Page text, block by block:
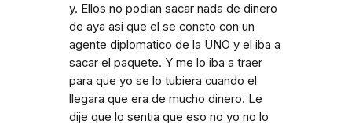
y. Ellos no podian sacar nada de dinero
de aya asi que el se concto con un
agente diplomatico de la UNO y el iba a
sacar el paquete. Y me lo iba a traer
para que yo se lo tubiera cuando el
llegara que era de mucho dinero. Le
dije que lo sentia que eso no yo no lo